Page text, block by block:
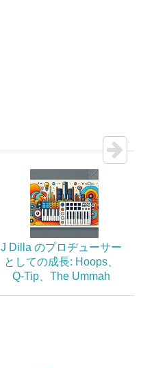
J Dilla のプロヂューサー
としての成長: Hoops、
Q-Tip、The Ummah